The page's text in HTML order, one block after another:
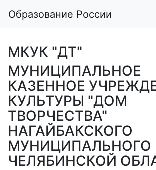
Образование России
МКУК "ДТ"
МУНИЦИПАЛЬНОЕ
КАЗЕННОЕ
КУЛЬТУРЫ "ДОМ
ТВОРЧЕСТВА"
НАГАЙБАКСКОГО
МУНИЦИПАЛЬНОГО
ЧЕЛЯБИНСКОЙ